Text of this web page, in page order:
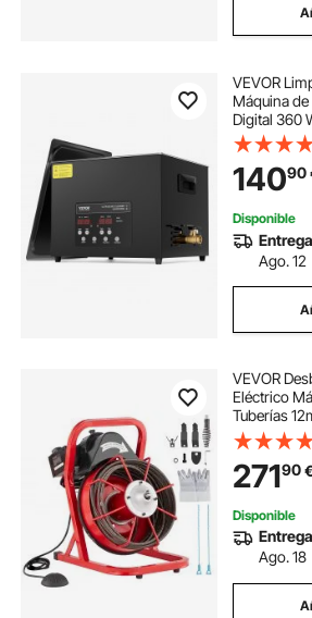
VEVOR
Máquina
Digital 360
con
para
Herramientas
14090
Disponible
Ago. 12
VEVOR
Eléctrico
Tuberías
de Tubos
Cortadores
Neumático
cm
27190
Disponible
Ago. 18